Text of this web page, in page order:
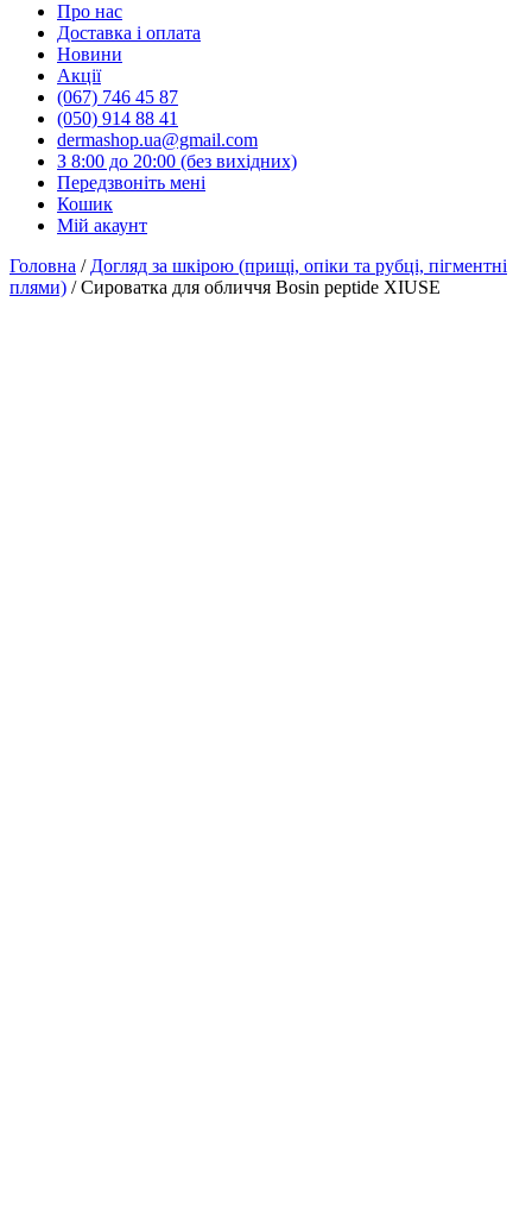
Про нас
Доставка і оплата
Новини
Акції
(067) 746 45 87
(050) 914 88 41
dermashop.ua@gmail.com
З 8:00 до 20:00 (без вихідних)
Передзвоніть мені
Кошик
Мій акаунт
Головна / Догляд за шкірою (прищі, опіки та рубці, пігментні
плями) / Сироватка для обличчя Bosin peptide XIUSE